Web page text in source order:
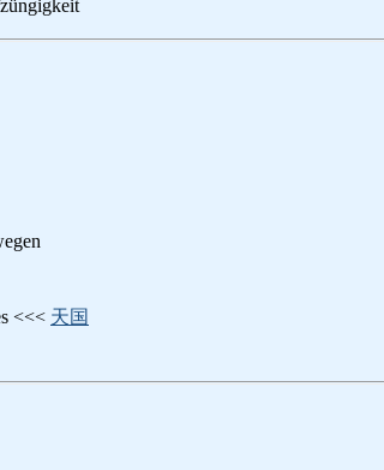
<<< 天国